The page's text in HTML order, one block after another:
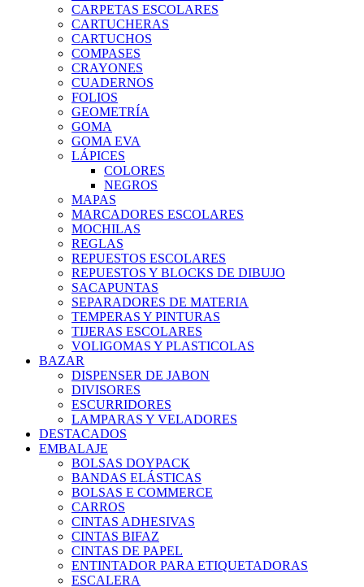
CARPETAS ESCOLARES
CARTUCHERAS
CARTUCHOS
COMPASES
CRAYONES
CUADERNOS
FOLIOS
GEOMETRÍA
GOMA
GOMA EVA
LÁPICES
COLORES
NEGROS
MAPAS
MARCADORES ESCOLARES
MOCHILAS
REGLAS
REPUESTOS ESCOLARES
REPUESTOS Y BLOCKS DE DIBUJO
SACAPUNTAS
SEPARADORES DE MATERIA
TEMPERAS Y PINTURAS
TIJERAS ESCOLARES
VOLIGOMAS Y PLASTICOLAS
BAZAR
DISPENSER DE JABON
DIVISORES
ESCURRIDORES
LAMPARAS Y VELADORES
DESTACADOS
EMBALAJE
BOLSAS DOYPACK
BANDAS ELÁSTICAS
BOLSAS E COMMERCE
CARROS
CINTAS ADHESIVAS
CINTAS BIFAZ
CINTAS DE PAPEL
ENTINTADOR PARA ETIQUETADORAS
ESCALERA